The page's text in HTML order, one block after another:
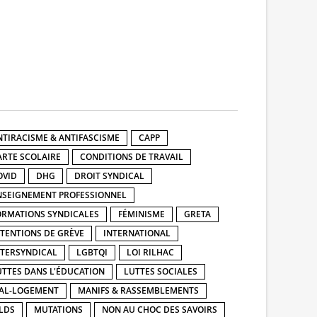
& ANTIFASCISME
CAPP
SCOLAIRE
CONDITIONS DE TRAVAIL
DHG
DROIT SYNDICAL
PROFESSIONNEL
SYNDICALES
FÉMINISME
GRETA
DE GRÈVE
INTERNATIONAL
LGBTQI
LOI RILHAC
DANS L'ÉDUCATION
LUTTES SOCIALES
LOGEMENT
MANIFS & RASSEMBLEMENTS
MUTATIONS
NON AU CHOC DES SAVOIRS